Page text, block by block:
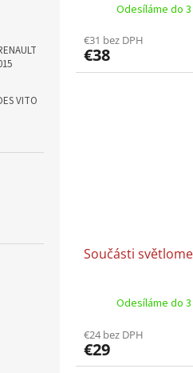
VITO
Odesíláme do
€31 bez DPH
€38
Součásti
Odesíláme do
€24 bez DPH
€29